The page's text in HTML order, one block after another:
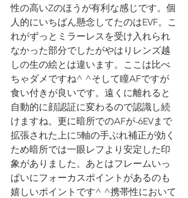
性の高いZのほうが有利な感じです。個
人的にいちばん懸念してたのはEVF。こ
れがずっとミラーレスを受け入れられ
なかった部分でしたがやはりレンズ越
しの生の絵とは違います。ここは比べ
ちゃダメですね^ ^そして瞳AFですが
食い付きが良いです。遠くに離れると
自動的に顔認証に変わるので認識し続
けますね。更に暗所でのAFが-6EVまで
拡張された上に5軸の手ぶれ補正が効く
ため暗所では一眼レフより安定した印
象がありました。あとはフレームいっ
ぱいにフォーカスポイントがあるのも
嬉しいポイントです^ ^携帯性において